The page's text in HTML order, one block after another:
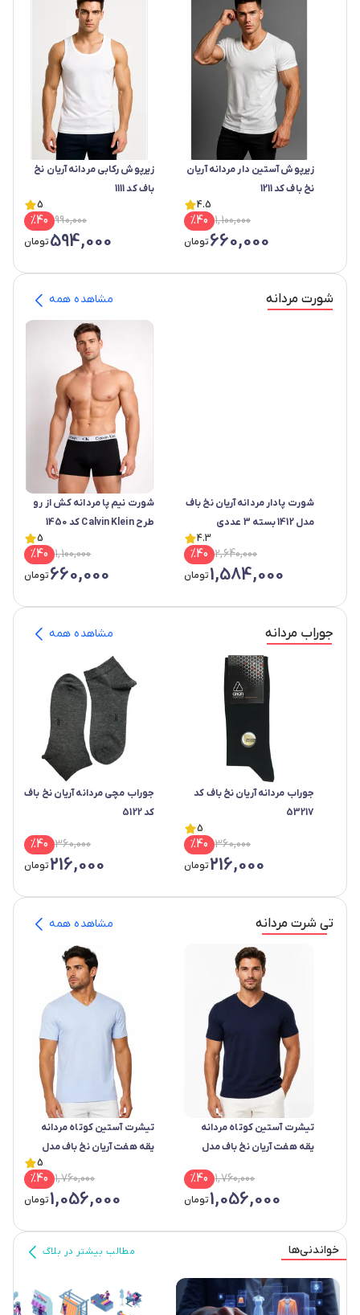
زیرپوش آستین دار مردانه آریان
نخ باف کد 1211
4.5
1,100,000
%40
660,000تومان
زیرپوش رکابی مردانه آریان نخ
باف کد 1111
5
990,000
%40
594,000تومان
شورت مردانه مشاهده همه
شورت پادار مردانه آریان نخ باف
مدل 1412 بسته 3 عددی
4.3
2,640,000
%40
1,584,000تومان
شورت نیم پا مردانه کش از رو
طرح Calvin Klein کد 1450
5
1,100,000
%40
660,000تومان
جوراب مردانه مشاهده همه
جوراب مردانه آریان نخ باف کد
53217
5
360,000
%40
216,000تومان
جوراب مچی مردانه آریان نخ باف
کد 5122
360,000
%40
216,000تومان
تی شرت مردانه مشاهده همه
تیشرت آستین کوتاه مردانه
یقه هفت آریان نخ باف مدل
1,760,000
%40
1,056,000تومان
تیشرت آستین کوتاه مردانه
یقه هفت آریان نخ باف مدل
5
1,760,000
%40
1,056,000تومان
خواندنی‌ها مطالب بیشتر در بلاگ